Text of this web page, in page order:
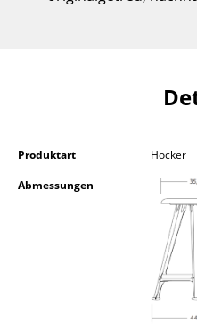
Kleinaufbewahrung
... alle
Hängeleuchten &
Schreibtischleuchten
Produktart
Hocker
Abmessungen